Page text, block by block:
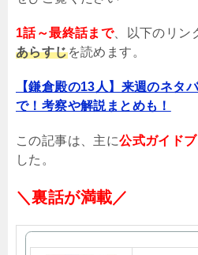
1話～最終話まで、以下のリン
あらすじを読めます。
【鎌倉殿の13人】来週のネタ
で！考察や解説まとめも！
この記事は、主に公式ガイド
した。
＼裏話が満載／